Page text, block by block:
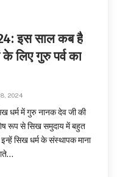
इस साल कब है
लिए गुरु पर्व का
8, 2024
धर्म में गुरु नानक देव जी की
रूप से सिख समुदाय में बहुत
सिख धर्म के संस्थापक माना